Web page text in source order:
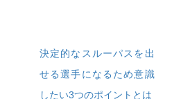
決定的なスルーパスを出
せる選手になるため意識
したい3つのポイントとは